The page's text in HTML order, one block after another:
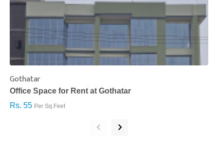
Gothatar
Office Space for Rent at Gothatar
Rs. 55 Per Sq.Feet
‹ ›